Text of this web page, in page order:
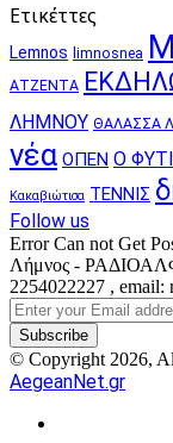
Ετικέττες
Lemnos limnosnea
ΑΤΖΕΝΤΑ
ΛΗΜΝΟΥ ΘΑΛΑΣΣΑ
νέα ΟΠΕΝ Ο
Κακαβιώτισα ΤΕΝΝΙΣ
Follow us
Error Can not Get
Λήμνος -
2254022227 , email:
Enter
your
Email
address
© Copyright 2026,
AegeanNet.gr